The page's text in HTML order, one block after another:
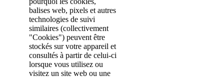
balises web, pixels et autres
technologies de suivi
similaires (collectivement
"Cookies") peuvent être
stockés sur votre appareil et
consultés à partir de celui-ci
lorsque vous utilisez ou
visitez un site web ou une